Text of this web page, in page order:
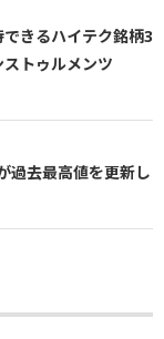
できるハイテク銘柄3
トゥルメンツ
過去最高値を更新し